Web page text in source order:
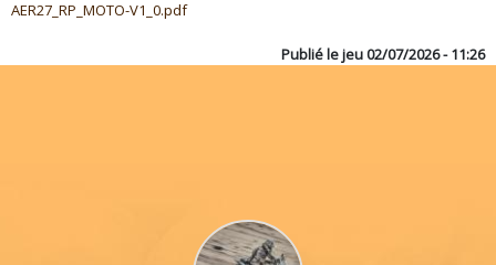
AER27_RP_MOTO-V1_0.pdf
Publié lejeu 02/07/2026 - 11:26